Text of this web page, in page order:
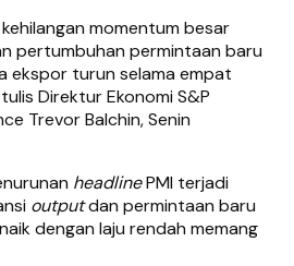
momentum besar
pertumbuhan permintaan baru
ekspor turun selama empat
Direktur Ekonomi S&P
Trevor Balchin, Senin
headlinePMI terjadi
outputdan permintaan baru
dengan laju rendah memang